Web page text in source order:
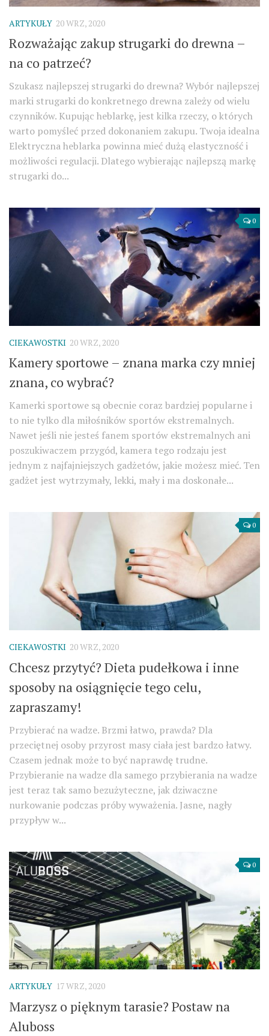
ARTYKUŁY 20 WRZ, 2020
Rozważając zakup strugarki do drewna –
na co patrzeć?
Szukasz najlepszej strugarki do drewna? Wybór najlepszej
marki strugarki do konkretnego drewna zależy od wielu
czynników. Kupując heblarkę, jest kilka rzeczy, o których
warto pomyśleć przed dokonaniem zakupu. Twoja idealna
Elektryczna heblarka powinna mieć dużą elastyczność i
możliwości regulacji. Dlatego wybierając najlepszą markę
strugarki do...
0
CIEKAWOSTKI 20 WRZ, 2020
Kamery sportowe – znana marka czy mniej
znana, co wybrać?
Kamerki sportowe są obecnie coraz bardziej popularne i
to nie tylko dla miłośników sportów ekstremalnych.
Nawet jeśli nie jesteś fanem sportów ekstremalnych ani
poszukiwaczem przygód, kamera tego rodzaju jest
jednym z najfajniejszych gadżetów, jakie możesz mieć. Ten
gadżet jest wytrzymały, lekki, mały i ma doskonałe...
0
CIEKAWOSTKI 20 WRZ, 2020
Chcesz przytyć? Dieta pudełkowa i inne
sposoby na osiągnięcie tego celu,
zapraszamy!
Przybierać na wadze. Brzmi łatwo, prawda? Dla
przeciętnej osoby przyrost masy ciała jest bardzo łatwy.
Czasem jednak może to być naprawdę trudne.
Przybieranie na wadze dla samego przybierania na wadze
jest teraz tak samo bezużyteczne, jak dziwaczne
nurkowanie podczas próby wyważenia. Jasne, nagły
przypływ w...
0
ARTYKUŁY 17 WRZ, 2020
Marzysz o pięknym tarasie? Postaw na
Aluboss